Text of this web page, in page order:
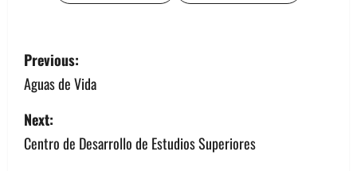
Previous:
Aguas de Vida
Next:
Centro de Desarrollo de Estudios Superiores